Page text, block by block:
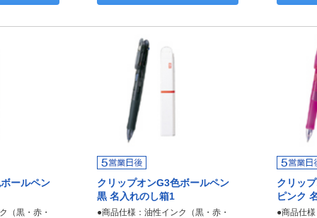
ールペン
（黒・赤・
クリップオンG3色ボールペン
黒 名入れのし箱1
●商品仕様：油性インク（黒・赤・
クリッ
ピンク
●商品仕